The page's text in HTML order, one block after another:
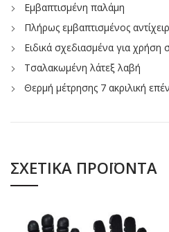
Εμβαπτισμένη παλάμη
Πλήρως εμβαπτισμένος
Ειδικά σχεδιασμένα για
Τσαλακωμένη λάτεξ λαβή
Θερμή μέτρησης 7 ακριλική
ΣΧΕΤΙΚΆ ΠΡΟΪΌΝΤΑ